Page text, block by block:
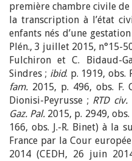
première chambre civile
la transcription à l’état
enfants nés d’une
Plén., 3 juillet 2015, n°15-
Fulchiron et C. Bidaud-
Sindres ; ibid. p. 1919, obs.
fam. 2015, p. 496, obs. F.
Dionisi-Peyrusse ; RTD civ.
Gaz. Pal. 2015, p. 2949, obs.
166, obs. J.-R. Binet) à la
France par la Cour
2014 (CEDH, 26 juin